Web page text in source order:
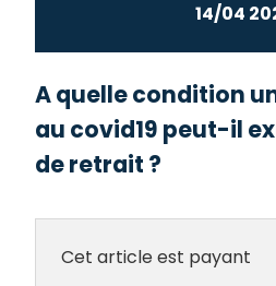
14/04
A quelle condition
au covid19 peut-il
de retrait ?
Cet article est payant